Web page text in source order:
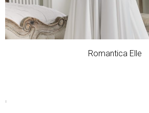
Romantica Elle